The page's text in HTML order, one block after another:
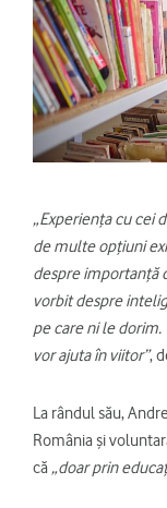
„Experiența cu cei
de multe opțiuni
despre importanță
vorbit despre
pe care ni le
vor ajuta în viitor”,
La rândul său,
România și
că„doar prin